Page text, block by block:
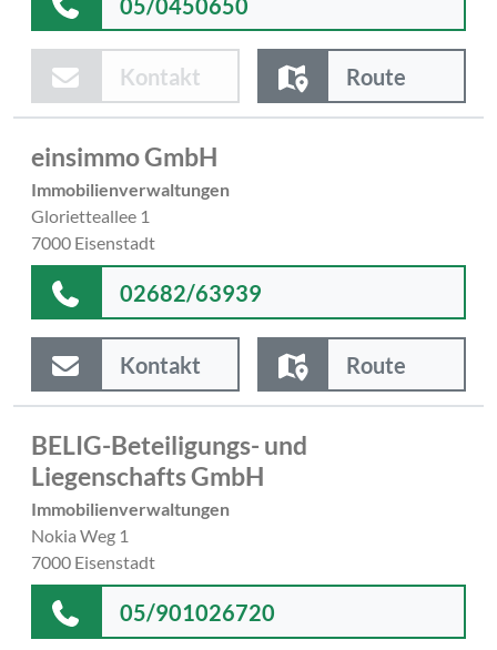
Kontakt Route
einsimmo GmbH
Immobilienverwaltungen
Glorietteallee 1
7000 Eisenstadt
02682/63939
Kontakt Route
BELIG-Beteiligungs- und
Liegenschafts GmbH
Immobilienverwaltungen
Nokia Weg 1
7000 Eisenstadt
05/901026720